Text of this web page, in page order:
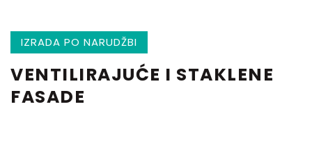
IZRADA PO NARUDŽBI
VENTILIRAJUĆE I STAKLENE
FASADE